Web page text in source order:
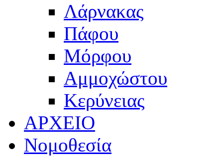
Λάρνακας
Πάφου
Μόρφου
Αμμοχώστου
Κερύνειας
ΑΡΧΕΙΟ
Νομοθεσία